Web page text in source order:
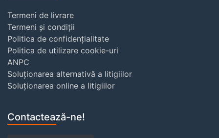
Termeni de livrare
Termeni și condiții
Politica de confidențialitate
Politica de utilizare cookie-uri
ANPC
Soluționarea alternativă a litigiilor
Soluționarea online a litigiilor
Contactează-ne!